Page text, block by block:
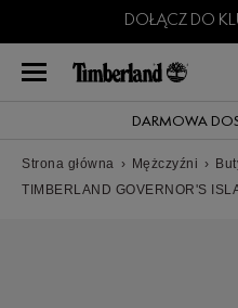
DOŁĄCZ DO
DARMOWA
Strona główna › Mężczyźni ›
TIMBERLAND GOVERNOR'S